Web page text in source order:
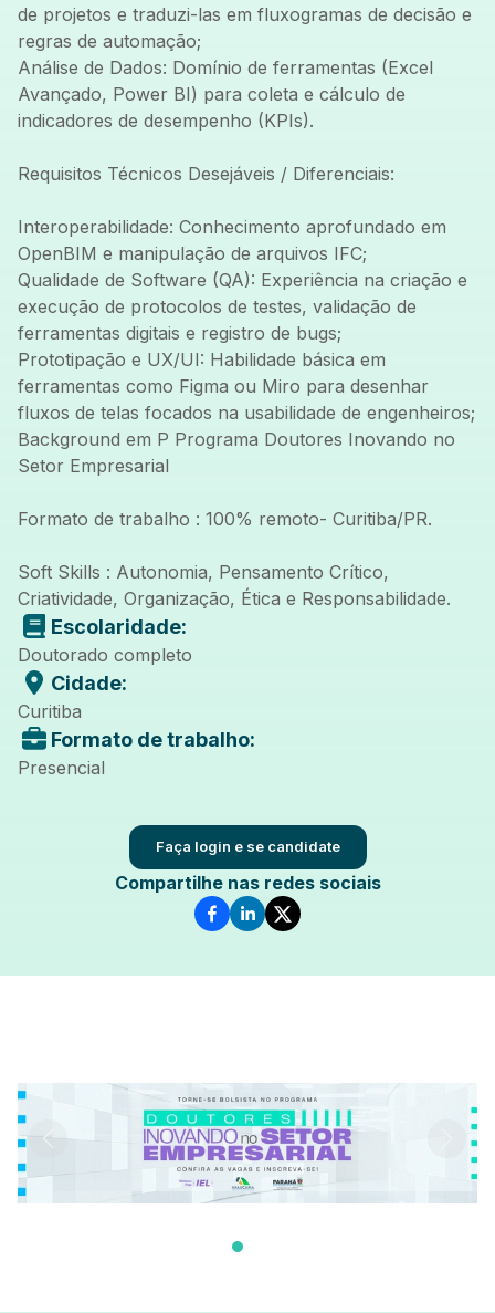
de projetos e traduzi-las em fluxogramas de decisão e
regras de automação;
Análise de Dados: Domínio de ferramentas (Excel
Avançado, Power BI) para coleta e cálculo de
indicadores de desempenho (KPIs).
Requisitos Técnicos Desejáveis / Diferenciais:
Interoperabilidade: Conhecimento aprofundado em
OpenBIM e manipulação de arquivos IFC;
Qualidade de Software (QA): Experiência na criação e
execução de protocolos de testes, validação de
ferramentas digitais e registro de bugs;
Prototipação e UX/UI: Habilidade básica em
ferramentas como Figma ou Miro para desenhar
fluxos de telas focados na usabilidade de engenheiros;
Background em P Programa Doutores Inovando no
Setor Empresarial
Formato de trabalho : 100% remoto- Curitiba/PR.
Soft Skills : Autonomia, Pensamento Crítico,
Criatividade, Organização, Ética e Responsabilidade.
Escolaridade:
Doutorado completo
Cidade:
Curitiba
Formato de trabalho:
Presencial
Faça login e se candidate
Compartilhe nas redes sociais